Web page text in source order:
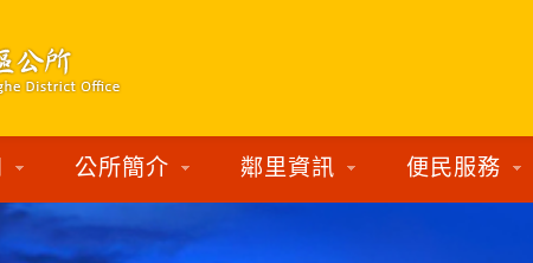
公所簡介 鄰里資訊 便民服務